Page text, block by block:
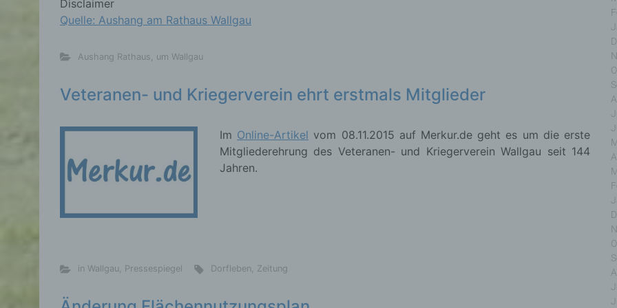
Disclaimer
Quelle: Aushang am Rathaus Wallgau
Aushang Rathaus um Wallgau
Veteranen- und Kriegerverein ehrt erstmals Mitglieder
Im Online-Artikel vom 08.11.2015 auf Merkur.de geht es um die erste
Mitgliederehrung des Veteranen- und Kriegerverein Wallgau seit 144
Jahren.
in Wallgau Pressespiegel Dorfleben Zeitung
Einschränkung der Verarbeitung ist die Markierung
personenbezogener Daten mit dem Ziel, ihre künftige
Profiling ist jede Art der automatisierten Verarbeitung
Daten, die darin besteht, dass diese personenbezogenen Daten
werden, um bestimmte persönliche Aspekte, die sich auf eine
Person beziehen, zu bewerten, insbesondere, um Aspekte
Arbeitsleistung, wirtschaftlicher Lage, Gesundheit, persönlicher
Interessen, Zuverlässigkeit, Verhalten, Aufenthaltsort oder
dieser natürlichen Person zu analysieren oder vorherzusagen.